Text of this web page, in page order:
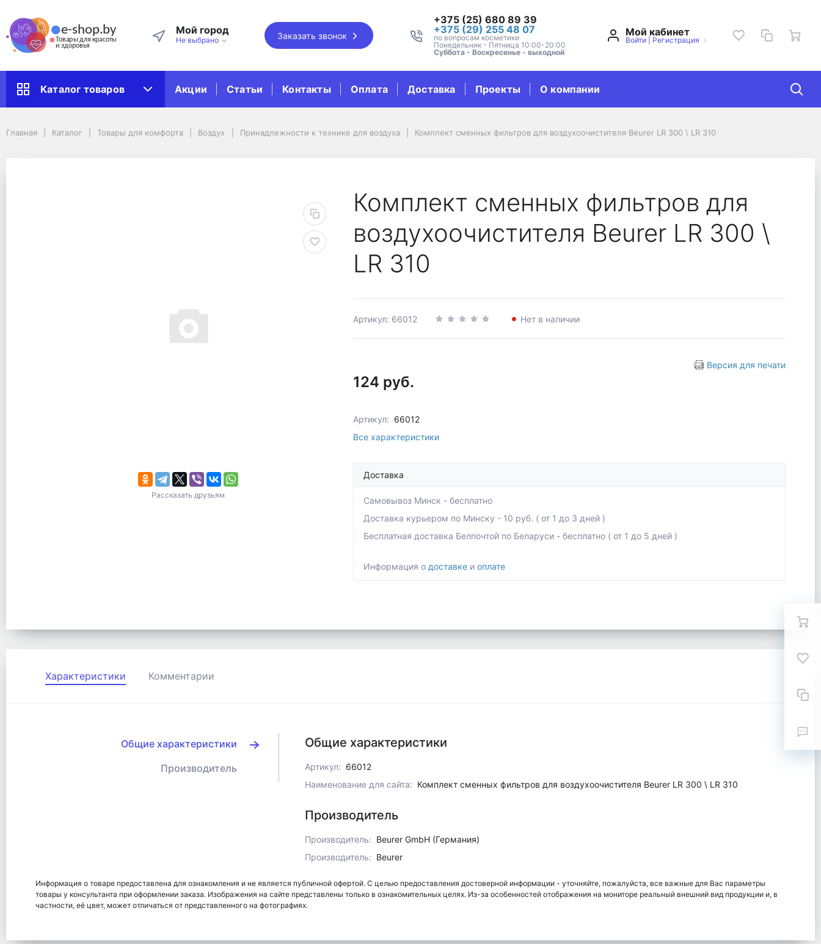
Мой город
Не выбрано Заказать звонок
+375 (25) 680 89 39
+375 (29) 255 48 07
по вопросам косметики
Понедельник - Пятница 10:00-20:00
Суббота - Воскресенье - выходной
Мой кабинет
Войти| Регистрация
Каталог товаров Акции Статьи Контакты Оплата Доставка Проекты О компании
Главная
Воздух
Принадлежности к технике для воздуха
Главная Каталог Товары для комфорта Воздух Принадлежности к технике для воздуха Комплект сменных фильтров для воздухоочистителя Beurer LR 300 \ LR 310
Рассказать друзьям
Комплект сменных фильтров для
воздухоочистителя Beurer LR 300 \
LR 310
Артикул: 66012 Нет в наличии
Версия для печати
124 руб.
Артикул: 66012
Все характеристики
Доставка
Самовывоз Минск - бесплатно
Доставка курьером по Минску - 10 руб. ( от 1 до 3 дней )
Бесплатная доставка Белпочтой по Беларуси - бесплатно ( от 1 до 5 дней )
Информация о доставке и оплате
Характеристики Комментарии
Общие характеристики
Производитель
Общие характеристики
Артикул: 66012
Наименование для сайта: Комплект сменных фильтров для воздухоочистителя Beurer LR 300 \ LR 310
Производитель
Производитель: Beurer GmbH (Германия)
Производитель: Beurer
Информация о товаре предоставлена для ознакомления и не является публичной офертой. С целью предоставления достоверной информации - уточняйте, пожалуйста, все важные для Вас параметры
товары у консультанта при оформлении заказа. Изображения на сайте представлены только в ознакомительных целях. Из-за особенностей отображения на мониторе реальный внешний вид продукции и, в
частности, её цвет, может отличаться от представленного на фотографиях.